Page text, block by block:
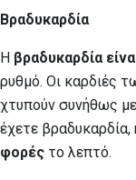
Βραδυκαρδία
Η βραδυκαρδία
ρυθμό. Οι καρδιές
χτυπούν συνήθως
έχετε
φορές το λεπτό.